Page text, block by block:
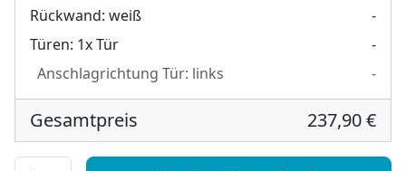
Rückwand: weiß
-
Türen: 1x Tür
-
Anschlagrichtung Tür: links -
Gesamtpreis 237,90 €
Bad Spiegelschrank nach Maß - Modena oben Menge